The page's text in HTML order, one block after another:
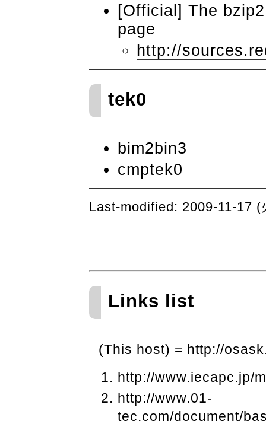
[Official] The
page
http://
tek0
bim2bin3
cmptek0
Last-modified: 2009-11-17
Links list
(This host) = http://
http://www.iecapc.jp/
http://www.01-
tec.com/document/